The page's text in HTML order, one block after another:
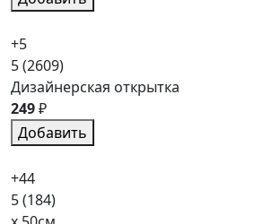
+5
5(2609)
Дизайнерская открытка
249₽
Добавить
+44
5(184)